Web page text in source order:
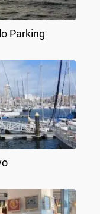
Parking